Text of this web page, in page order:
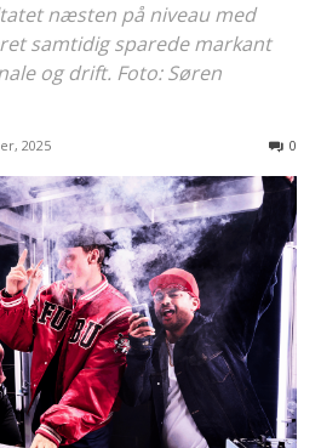
næsten på niveau med
samtidig sparede markant
og drift. Foto: Søren
2025 0